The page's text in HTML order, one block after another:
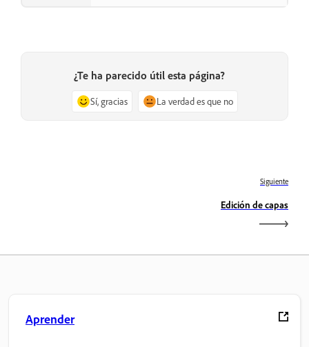
¿Te ha parecido útil esta página?
Sí, gracias La verdad es que no
Siguiente
Edición de capas
Aprender